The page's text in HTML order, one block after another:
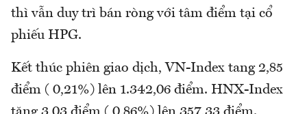
thì vẫn duy trì bán ròng với tâm điểm tại cổ
phiếu HPG.
Kết thúc phiên giao dịch, VN-Index tang 2,85
điểm ( 0,21%) lên 1.342,06 điểm. HNX-Index